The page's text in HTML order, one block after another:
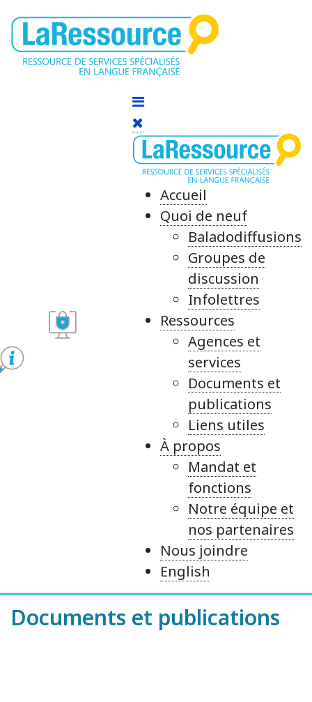
Accueil
Quoi de neuf
Baladodiffusions
Groupes de
discussion
Infolettres
Ressources
Agences et
services
Documents et
publications
Liens utiles
À propos
Mandat et
fonctions
Notre équipe et
nos partenaires
Nous joindre
English
Documents et publications